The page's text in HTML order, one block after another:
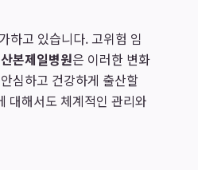
하고 있습니다. 고위험 임
산본제일병원은 이러한 변화
심하고 건강하게 출산할
대해서도 체계적인 관리와